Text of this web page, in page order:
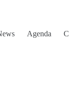
Agenda